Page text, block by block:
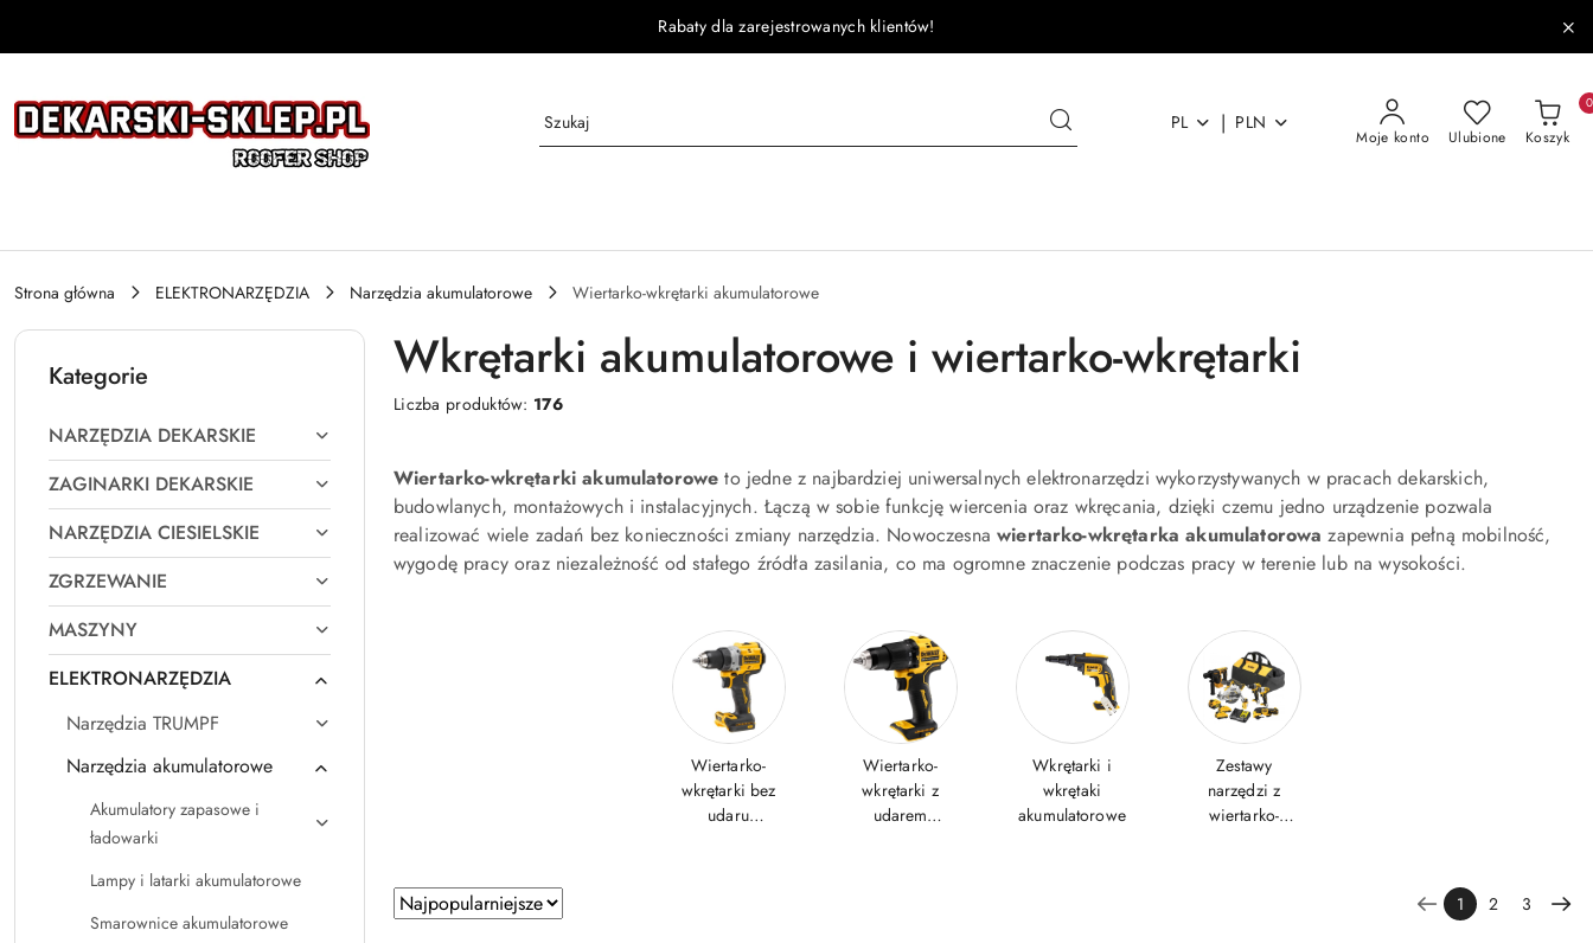
Rabaty dla zarejestrowanych klientów!
PL | PLN
Moje konto Ulubione Koszyk
0
Strona główna ELEKTRONARZĘDZIA Narzędzia akumulatorowe Wiertarko-wkrętarki akumulatorowe
Kategorie
NARZĘDZIA DEKARSKIE
ZAGINARKI DEKARSKIE
NARZĘDZIA CIESIELSKIE
ZGRZEWANIE
MASZYNY
ELEKTRONARZĘDZIA
Narzędzia TRUMPF
Narzędzia akumulatorowe
Akumulatory zapasowe i
ładowarki
Lampy i latarki akumulatorowe
Smarownice akumulatorowe
Wkrętarki akumulatorowe i wiertarko-wkrętarki
Liczba produktów: 176
Wiertarko-wkrętarki akumulatorowe to jedne z najbardziej uniwersalnych elektronarzędzi wykorzystywanych w pracach dekarskich,
budowlanych, montażowych i instalacyjnych. Łączą w sobie funkcję wiercenia oraz wkręcania, dzięki czemu jedno urządzenie pozwala
realizować wiele zadań bez konieczności zmiany narzędzia. Nowoczesnawiertarko-wkrętarka akumulatorowa zapewnia pełną mobilność,
wygodę pracy oraz niezależność od stałego źródła zasilania, co ma ogromne znaczenie podczas pracy w terenie lub na wysokości.
Wiertarko-
wkrętarki bez
udaru
Wiertarko-
wkrętarki z
udarem
Wkrętarki i
wkrętaki
akumulatorowe
Zestawy
narzędzi z
wiertarko-
Zastosowano
sortowanie:
Sortuj
według
1 2 3